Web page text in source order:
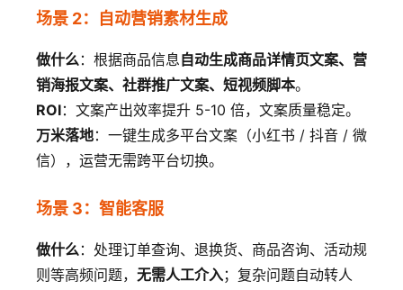
场景 2：自动营销素材生成
做什么：根据商品信息自动生成商品详情页文案、营
销海报文案、社群推广文案、短视频脚本。
ROI：文案产出效率提升 5-10 倍，文案质量稳定。
万米落地：一键生成多平台文案（小红书 / 抖音 / 微
信），运营无需跨平台切换。
场景 3：智能客服
做什么：处理订单查询、退换货、商品咨询、活动规
则等高频问题， 无需人工介入；复杂问题自动转人